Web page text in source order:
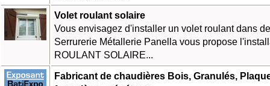
Volet roulant solaire
Vous envisagez d'installer un volet roulant dans
Serrurerie Métallerie Panella vous propose
ROULANT SOLAIRE...
Fabricant de chaudières Bois, Granulés,